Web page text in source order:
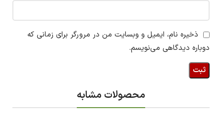
ذخیره نام، ایمیل و وبسایت من در مرورگر برای زمانی که
دوباره دیدگاهی می‌نویسم.
محصولات مشابه